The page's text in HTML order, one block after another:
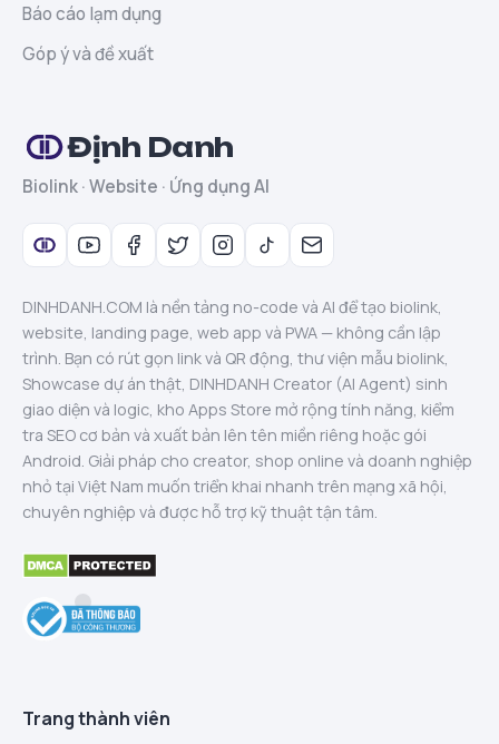
Báo cáo lạm dụng
Góp ý và đề xuất
Định Danh
Biolink · Website · Ứng dụng AI
DINHDANH.COM là nền tảng no-code và AI để tạo biolink,
website, landing page, web app và PWA — không cần lập
trình. Bạn có rút gọn link và QR động, thư viện mẫu biolink,
Showcase dự án thật, DINHDANH Creator (AI Agent) sinh
giao diện và logic, kho Apps Store mở rộng tính năng, kiểm
tra SEO cơ bản và xuất bản lên tên miền riêng hoặc gói
Android. Giải pháp cho creator, shop online và doanh nghiệp
nhỏ tại Việt Nam muốn triển khai nhanh trên mạng xã hội,
chuyên nghiệp và được hỗ trợ kỹ thuật tận tâm.
Trang thành viên